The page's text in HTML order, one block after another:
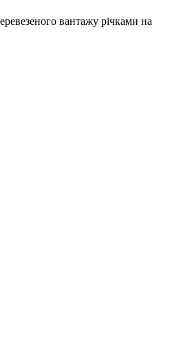
вантажу річками на